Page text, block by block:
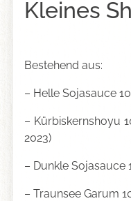
Kleines
Bestehend aus:
– Helle Sojasauce
– Kürbiskernshoyu
2023)
– Dunkle Sojasauce
– Traunsee Garum